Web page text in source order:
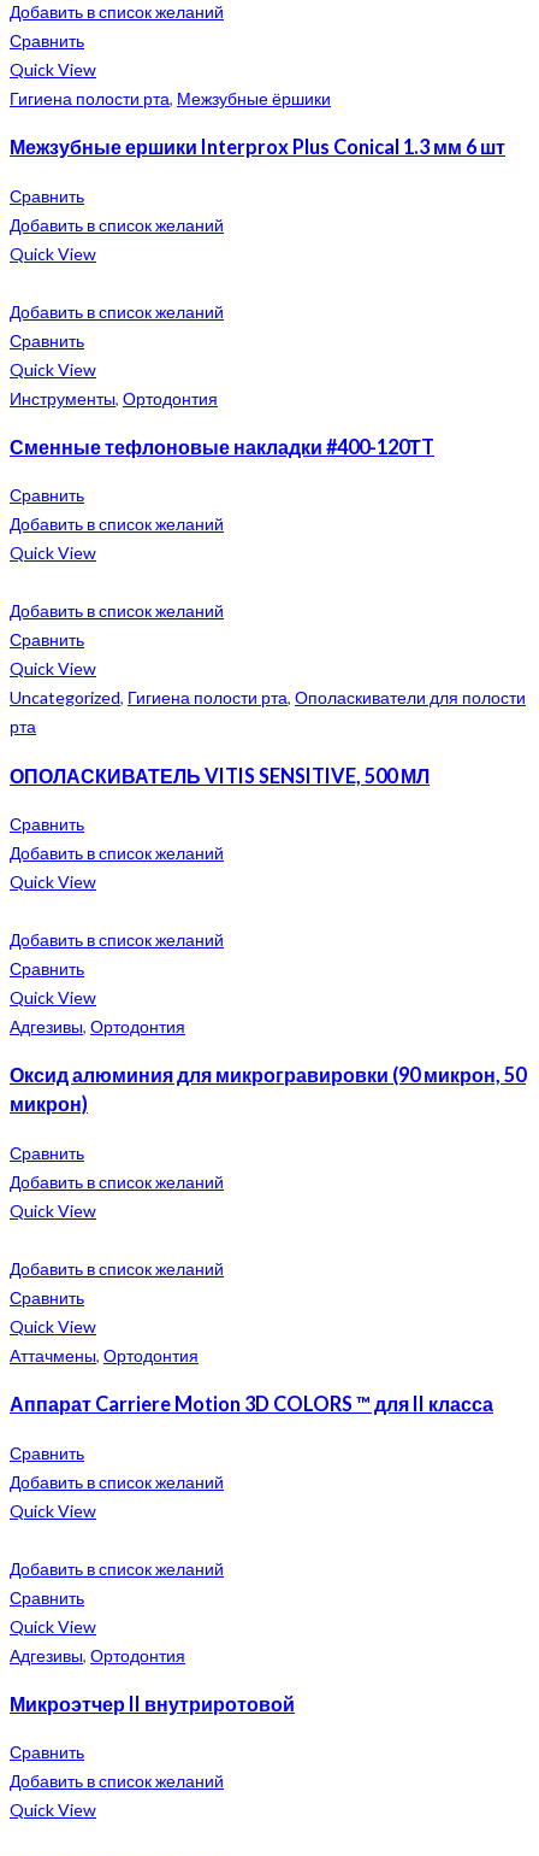
Добавить в список желаний
Сравнить
Quick View
Гигиена полости рта, Межзубные ёршики
Межзубные ершики Interprox Plus Conical 1.3 мм 6 шт
Сравнить
Добавить в список желаний
Quick View
Добавить в список желаний
Сравнить
Quick View
Инструменты, Ортодонтия
Сменные тефлоновые накладки #400-120ТT
Сравнить
Добавить в список желаний
Quick View
Добавить в список желаний
Сравнить
Quick View
Uncategorized, Гигиена полости рта, Ополаскиватели для полости
рта
ОПОЛАСКИВАТЕЛЬ VITIS SENSITIVE, 500 МЛ
Сравнить
Добавить в список желаний
Quick View
Добавить в список желаний
Сравнить
Quick View
Адгезивы, Ортодонтия
Оксид алюминия для микрогравировки (90 микрон, 50
микрон)
Сравнить
Добавить в список желаний
Quick View
Добавить в список желаний
Сравнить
Quick View
Аттачмены, Ортодонтия
Аппарат Carriere Motion 3D COLORS ™ для II класса
Сравнить
Добавить в список желаний
Quick View
Добавить в список желаний
Сравнить
Quick View
Адгезивы, Ортодонтия
Микроэтчер II внутриротовой
Сравнить
Добавить в список желаний
Quick View